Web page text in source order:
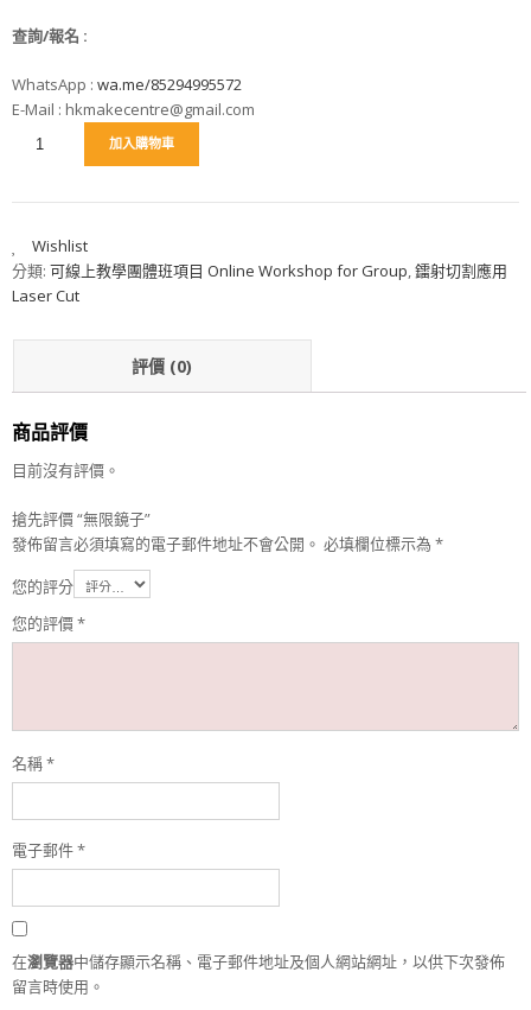
查詢/報名 :
WhatsApp : wa.me/85294995572
E-Mail : hkmakecentre@gmail.com
加入購物車
Wishlist
分類: 可線上教學團體班項目 Online Workshop for Group,鐳射切割應用
Laser Cut
評價 (0)
商品評價
目前沒有評價。
搶先評價 “無限鏡子”
發佈留言必須填寫的電子郵件地址不會公開。 必填欄位標示為 *
您的評分
您的評價*
名稱*
電子郵件*
在瀏覽器中儲存顯示名稱、電子郵件地址及個人網站網址，以供下次發佈
留言時使用。